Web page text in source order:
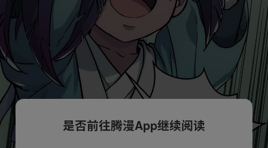
是否前往腾漫App继续阅读